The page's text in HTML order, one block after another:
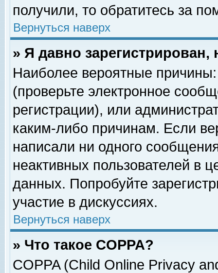
получили, то обратитесь за
Вернуться наверх
» Я давно
Наиболее вероятные
(проверьте электронное
регистрации), или
каким-либо причинам. Если
написали ни одного
неактивных пользователей в
данных. Попробуйте
участие в дискуссиях.
Вернуться наверх
» Что такое COPPA?
COPPA (Child Online Privacy